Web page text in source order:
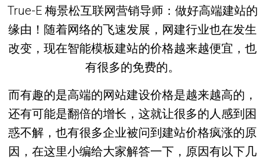
True-E 梅景松互联网营销导师：做好高端建站的
缘由！随着网络的飞速发展，网建行业也在发生
改变，现在智能模板建站的价格越来越便宜，也
有很多的免费的。
而有趣的是高端的网站建设价格是越来越高的，
还有可能是翻倍的增长，这就让很多的人感到困
惑不解，也有很多企业被问到建站价格疯涨的原
因，在这里小编给大家解答一下，原因有以下几